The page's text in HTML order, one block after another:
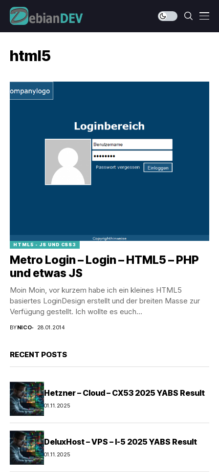
html5
HTML5 - JS UND CSS3
Metro Login – Login – HTML5 – PHP
und etwas JS
Moin Moin, vor kurzem habe ich ein kleines HTML5
basiertes LoginDesign erstellt und der breiten Masse zur
Verfügung gestellt. Ich wollte es euch...
BYNICO 28.01.2014
RECENT POSTS
Hetzner – Cloud – CX53 2025 YABS Result
01.11.2025
DeluxHost – VPS – I-5 2025 YABS Result
01.11.2025